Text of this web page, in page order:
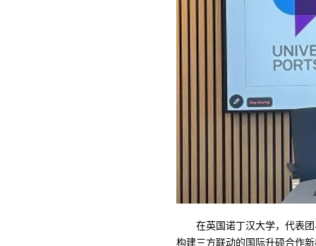
在英国诺丁汉大学，代表
构建三方联动的国际升硕合作